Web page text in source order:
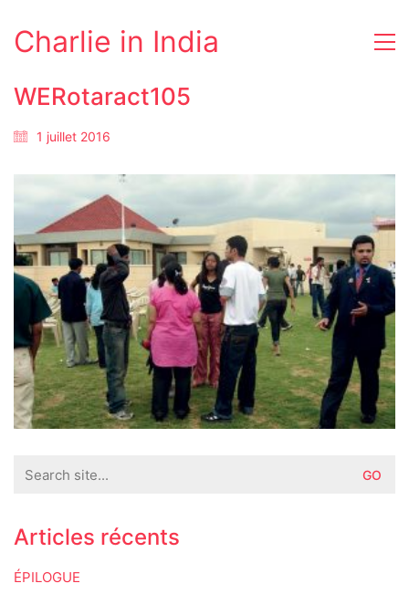
Charlie in India
WERotaract105
1 juillet 2016
for:
Articles récents
ÉPILOGUE